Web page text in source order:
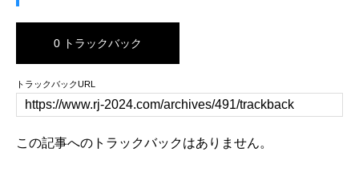
0 トラックバック
トラックバックURL
この記事へのトラックバックはありません。